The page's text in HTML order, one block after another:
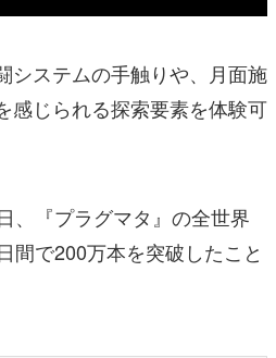
システムの手触りや、月面施
感じられる探索要素を体験可
、『プラグマタ』の全世界
間で200万本を突破したこと